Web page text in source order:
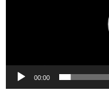
00:00